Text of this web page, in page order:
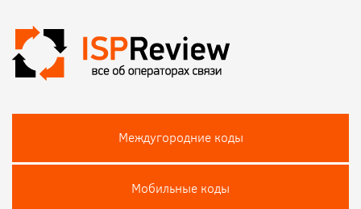
Междугородние коды
Мобильные коды